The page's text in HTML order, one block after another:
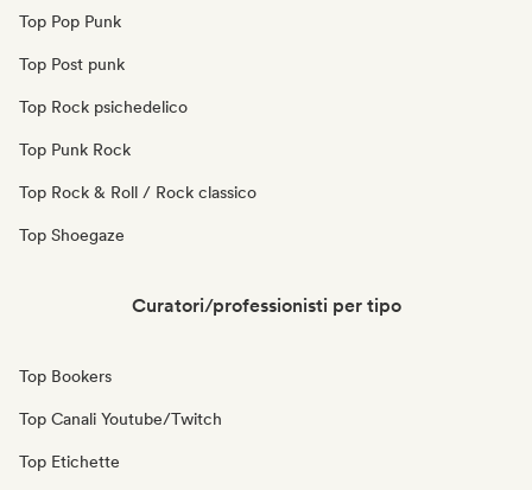
Top Pop Punk
Top Post punk
Top Rock psichedelico
Top Punk Rock
Top Rock & Roll / Rock classico
Top Shoegaze
Curatori/professionisti per tipo
Top Bookers
Top Canali Youtube/Twitch
Top Etichette